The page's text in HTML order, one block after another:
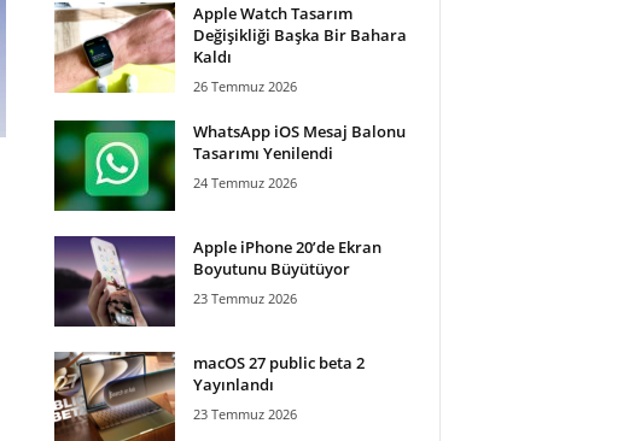
Apple Watch Tasarım
Değişikliği Başka Bir Bahara
Kaldı
26 Temmuz 2026
WhatsApp iOS Mesaj Balonu
Tasarımı Yenilendi
24 Temmuz 2026
Apple iPhone 20’de Ekran
Boyutunu Büyütüyor
23 Temmuz 2026
macOS 27 public beta 2
Yayınlandı
23 Temmuz 2026